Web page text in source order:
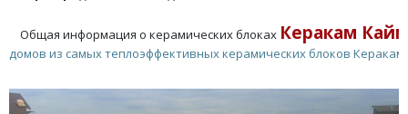
Общая информация о керамических блоках Керакам
домов из самых теплоэффективных керамических блоков Керакам